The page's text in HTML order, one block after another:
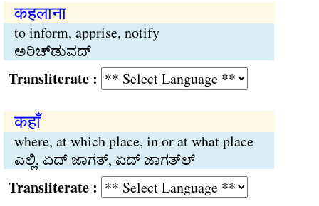
कहलाना
to inform, apprise, notify
ಅರಿಚ್‌ಡುವದ್
:
कहाँ
where, at which place, in or at what place
ಎಲ್ಲಿ, ಏದ್ ಜಾಗತ್, ಏದ್ ಜಾಗತ್‌ಲ್
: